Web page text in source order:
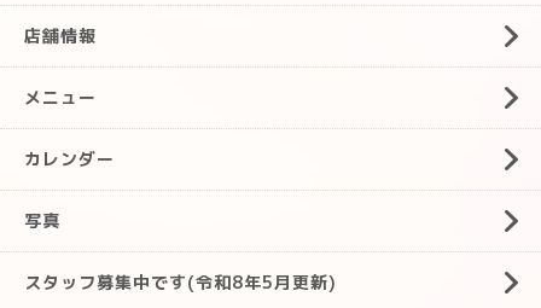
店舗情報
メニュー
カレンダー
写真
スタッフ募集中です(令和8年5月更新)